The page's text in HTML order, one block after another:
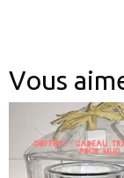
Vous